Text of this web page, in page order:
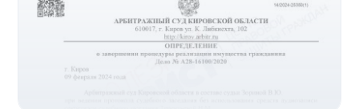
заявления на сайте Арбитражного суда. Суд
рассматривает, соответствует ли иск регламенту,
проверяет наличие всех необходимых
документов и (если все хорошо) назначает дату